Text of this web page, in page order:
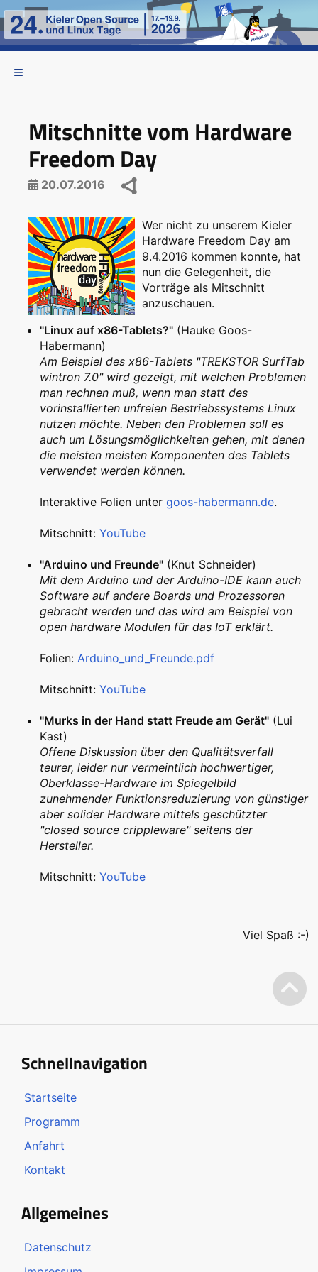
Mitschnitte vom Hardware
Freedom Day
20.07.2016
Wer nicht zu unserem Kieler
Hardware Freedom Day am
9.4.2016 kommen konnte, hat
nun die Gelegenheit, die
Vorträge als Mitschnitt
anzuschauen.
"Linux auf x86-Tablets?" (Hauke Goos-
Habermann)
Am Beispiel des x86-Tablets "TREKSTOR SurfTab
wintron 7.0" wird gezeigt, mit welchen Problemen
man rechnen muß, wenn man statt des
vorinstallierten unfreien Bestriebssystems Linux
nutzen möchte. Neben den Problemen soll es
auch um Lösungsmöglichkeiten gehen, mit denen
die meisten meisten Komponenten des Tablets
verwendet werden können.
Interaktive Folien unter goos-habermann.de.
Mitschnitt: YouTube
"Arduino und Freunde" (Knut Schneider)
Mit dem Arduino und der Arduino-IDE kann auch
Software auf andere Boards und Prozessoren
gebracht werden und das wird am Beispiel von
open hardware Modulen für das IoT erklärt.
Folien: Arduino_und_Freunde.pdf
Mitschnitt: YouTube
"Murks in der Hand statt Freude am Gerät" (Lui
Kast)
Offene Diskussion über den Qualitätsverfall
teurer, leider nur vermeintlich hochwertiger,
Oberklasse-Hardware im Spiegelbild
zunehmender Funktionsreduzierung von günstiger
aber solider Hardware mittels geschützter
"closed source crippleware" seitens der
Hersteller.
Mitschnitt: YouTube
Viel Spaß :-)
Schnellnavigation
Startseite
Programm
Anfahrt
Kontakt
Allgemeines
Datenschutz